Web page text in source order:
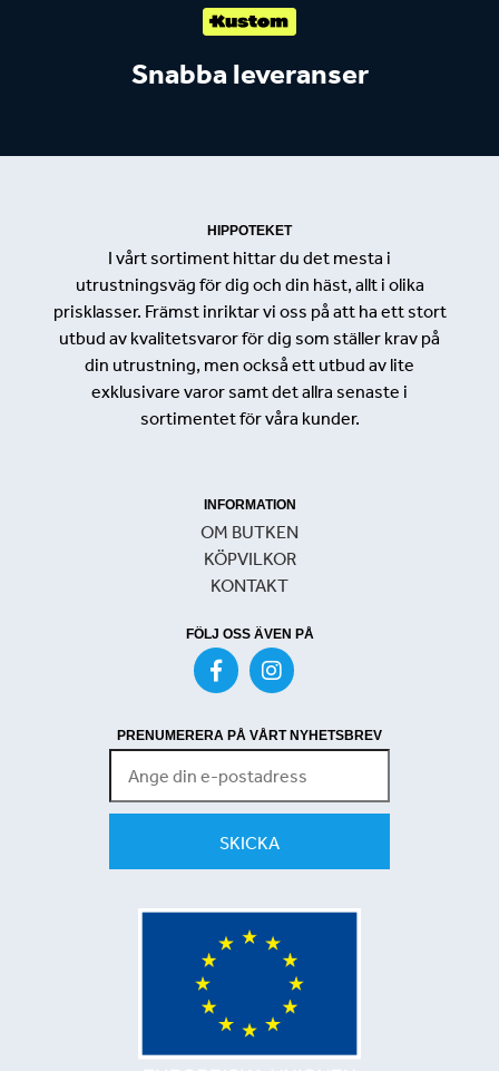
Snabba leveranser
HIPPOTEKET
I vårt sortiment hittar du det mesta i
utrustningsväg för dig och din häst, allt i olika
prisklasser. Främst inriktar vi oss på att ha ett stort
utbud av kvalitetsvaror för dig som ställer krav på
din utrustning, men också ett utbud av lite
exklusivare varor samt det allra senaste i
sortimentet för våra kunder.
INFORMATION
OM BUTKEN
KÖPVILKOR
KONTAKT
FÖLJ OSS ÄVEN PÅ
PRENUMERERA PÅ VÅRT NYHETSBREV